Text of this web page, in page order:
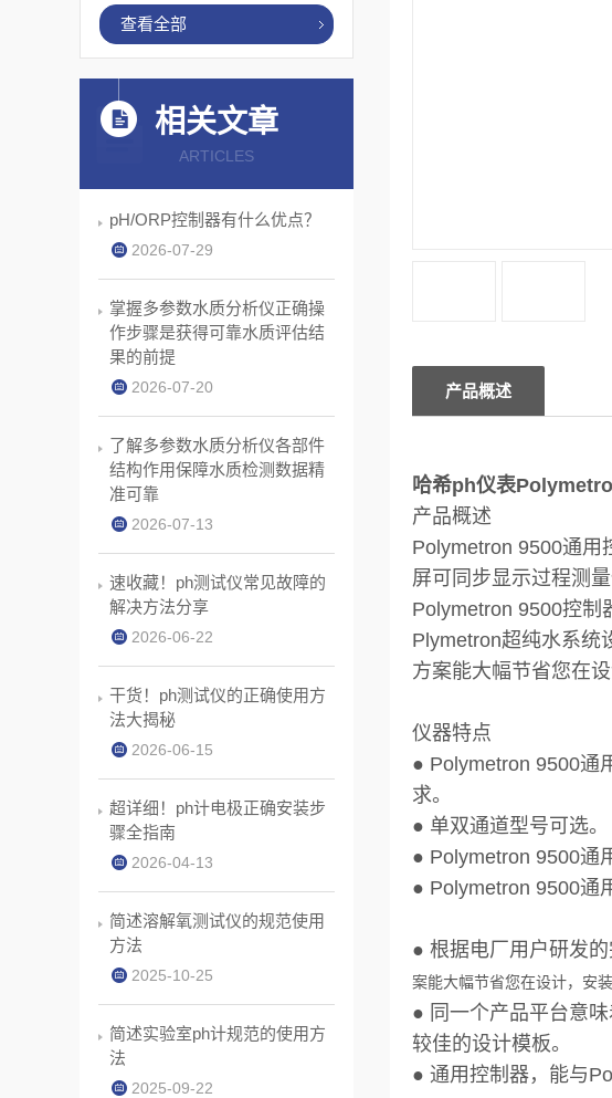
产品概述
哈希ph仪表
产品概述
Polymetron 9500通用
屏可同步显示过程测
Polymetron 9500控制
Plymetron超纯水系统
方案能大幅节省您在
仪器特点
● Polymetron 9500通
求。
● 单双通道型号可选。
● Polymetron 9500通
● Polymetron 9500通
● 根据电厂用户研发
案能大幅节省您在设计，安
● 同一个产品平台意
较佳的设计模板。
● 通用控制器，能与
查看全部
相关文章
ARTICLES
pH/ORP控制器有什么优点？
2026-07-29
掌握多参数水质分析仪正确操
作步骤是获得可靠水质评估结
果的前提
2026-07-20
了解多参数水质分析仪各部件
结构作用保障水质检测数据精
准可靠
2026-07-13
速收藏！ph测试仪常见故障的
解决方法分享
2026-06-22
干货！ph测试仪的正确使用方
法大揭秘
2026-06-15
超详细！ph计电极正确安装步
骤全指南
2026-04-13
简述溶解氧测试仪的规范使用
方法
2025-10-25
简述实验室ph计规范的使用方
法
2025-09-22